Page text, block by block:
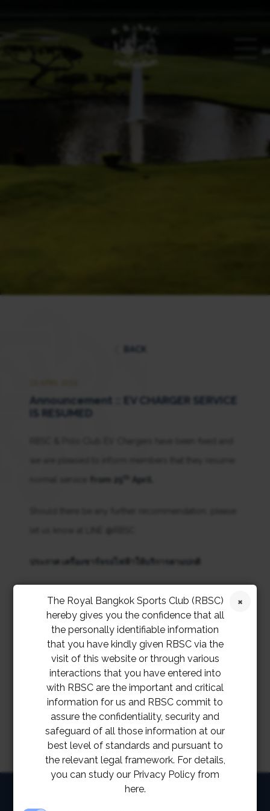
Announcement :: EV CHARGER SERVICE
IS RESUMED
from 25 April.
ประกาศ เครื่องชาร์จรถไฟฟ้าให้บริการตามปกติ
ว่า เครื่องชาร์จรถไฟฟ้าได้รับการแก้ไขปัญหาและกลับมา
ให้บริการได้ตามปกติตั้งแต่ 25 เมษายนเป็นต้นไป
หากมีคำแนะนำใดๆ เพิ่มเติม สามารถติดต่อได้ที่ LINE
@RBSC
HOME
The Royal Bangkok Sports Club (RBSC)
hereby gives you the confidence that all
the personally identifiable information
that you have kindly given RBSC via the
visit of this website or through various
interactions that you have entered into
with RBSC are the important and critical
information for us and RBSC commit to
assure the confidentiality, security and
safeguard of all those information at our
best level of standards and pursuant to
the relevant legal framework. For details,
you can study our Privacy Policy from
here.